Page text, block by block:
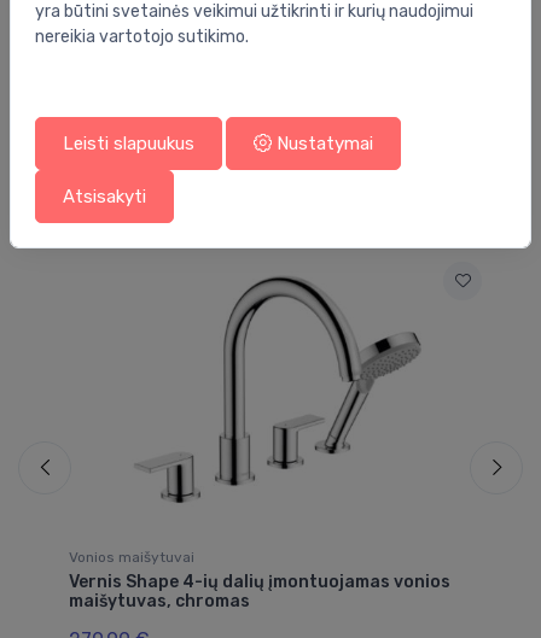
Prekės ženklas: Grohe
Jums taip pat gali patikti
Vonios maišytuvai
Vernis Shape 4-ių dalių įmontuojamas vonios
maišytuvas, chromas
yra būtini svetainės veikimui užtikrinti ir kurių naudojimui
nereikia vartotojo sutikimo.
Leisti slapuukus Nustatymai
Atsisakyti